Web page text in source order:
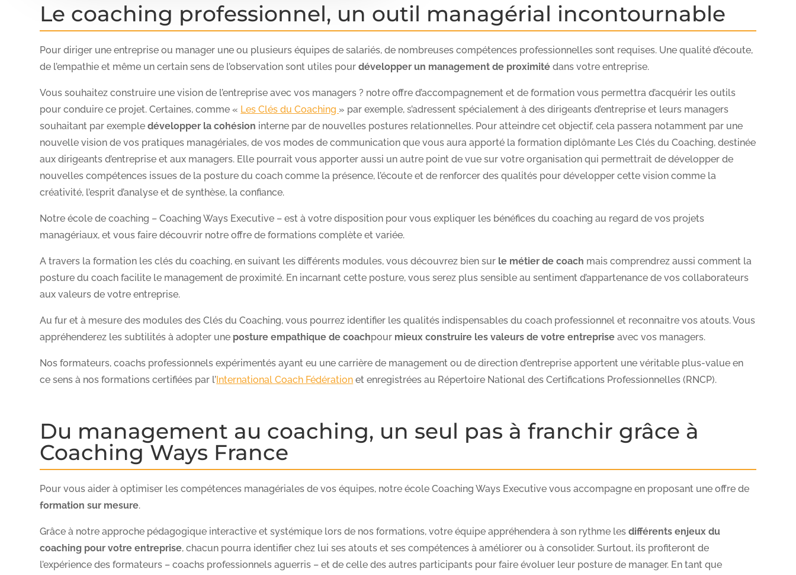
Le coaching professionnel, un outil managérial incontournable
Pour diriger une entreprise ou manager une ou plusieurs équipes de salariés, de nombreuses compétences professionnelles sont requises. Une qualité d’écoute,
de l’empathie et même un certain sens de l’observation sont utiles pourdévelopper un management de proximité dans votre entreprise.
Vous souhaitez construire une vision de l’entreprise avec vos managers ? notre offre d’accompagnement et de formation vous permettra d’acquérir les outils
pour conduire ce projet. Certaines, comme « Les Clés du Coaching » par exemple, s’adressent spécialement à des dirigeants d’entreprise et leurs managers
souhaitant par exempledévelopper la cohésion interne par de nouvelles postures relationnelles. Pour atteindre cet objectif, cela passera notamment par une
nouvelle vision de vos pratiques managériales, de vos modes de communication que vous aura apporté la formation diplômante Les Clés du Coaching, destinée
aux dirigeants d’entreprise et aux managers. Elle pourrait vous apporter aussi un autre point de vue sur votre organisation qui permettrait de développer de
nouvelles compétences issues de la posture du coach comme la présence, l’écoute et de renforcer des qualités pour développer cette vision comme la
créativité, l’esprit d’analyse et de synthèse, la confiance.
Notre école de coaching – Coaching Ways Executive – est à votre disposition pour vous expliquer les bénéfices du coaching au regard de vos projets
managériaux, et vous faire découvrir notre offre de formations complète et variée.
A travers la formation les clés du coaching, en suivant les différents modules, vous découvrez bien sur le métier de coach mais comprendrez aussi comment la
posture du coach facilite le management de proximité. En incarnant cette posture, vous serez plus sensible au sentiment d’appartenance de vos collaborateurs
aux valeurs de votre entreprise.
Au fur et à mesure des modules des Clés du Coaching, vous pourrez identifier les qualités indispensables du coach professionnel et reconnaitre vos atouts. Vous
appréhenderez les subtilités à adopter une posture empathique de coachpour mieux construire les valeurs de votre entreprise avec vos managers.
Nos formateurs, coachs professionnels expérimentés ayant eu une carrière de management ou de direction d’entreprise apportent une véritable plus-value en
ce sens à nos formations certifiées par l’ International Coach Fédération et enregistrées au Répertoire National des Certifications Professionnelles (RNCP).
Du management au coaching, un seul pas à franchir grâce à
Coaching Ways France
Pour vous aider à optimiser les compétences managériales de vos équipes, notre école Coaching Ways Executive vous accompagne en proposant une offre de
formation sur mesure.
Grâce à notre approche pédagogique interactive et systémique lors de nos formations, votre équipe appréhendera à son rythme lesdifférents enjeux du
coaching pour votre entreprise, chacun pourra identifier chez lui ses atouts et ses compétences à améliorer ou à consolider. Surtout, ils profiteront de
l’expérience des formateurs – coachs professionnels aguerris – et de celle des autres participants pour faire évoluer leur posture de manager. En tant que